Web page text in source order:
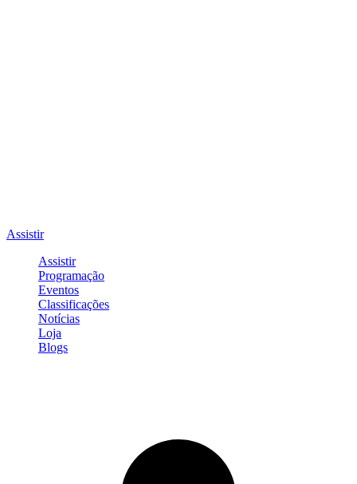
Assistir
Assistir
Programação
Eventos
Classificações
Notícias
Loja
Blogs